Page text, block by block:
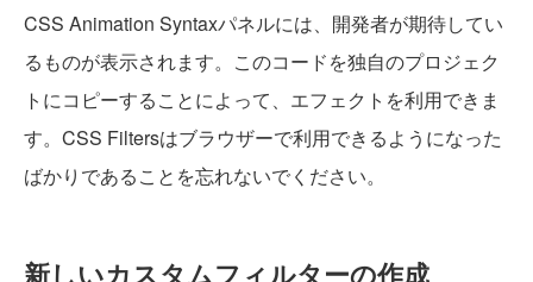
CSS Animation Syntaxパネルには、開発者が期待してい
るものが表示されます。このコードを独自のプロジェク
トにコピーすることによって、エフェクトを利用できま
す。CSS Filtersはブラウザーで利用できるようになった
ばかりであることを忘れないでください。
新しいカスタムフィルターの作成